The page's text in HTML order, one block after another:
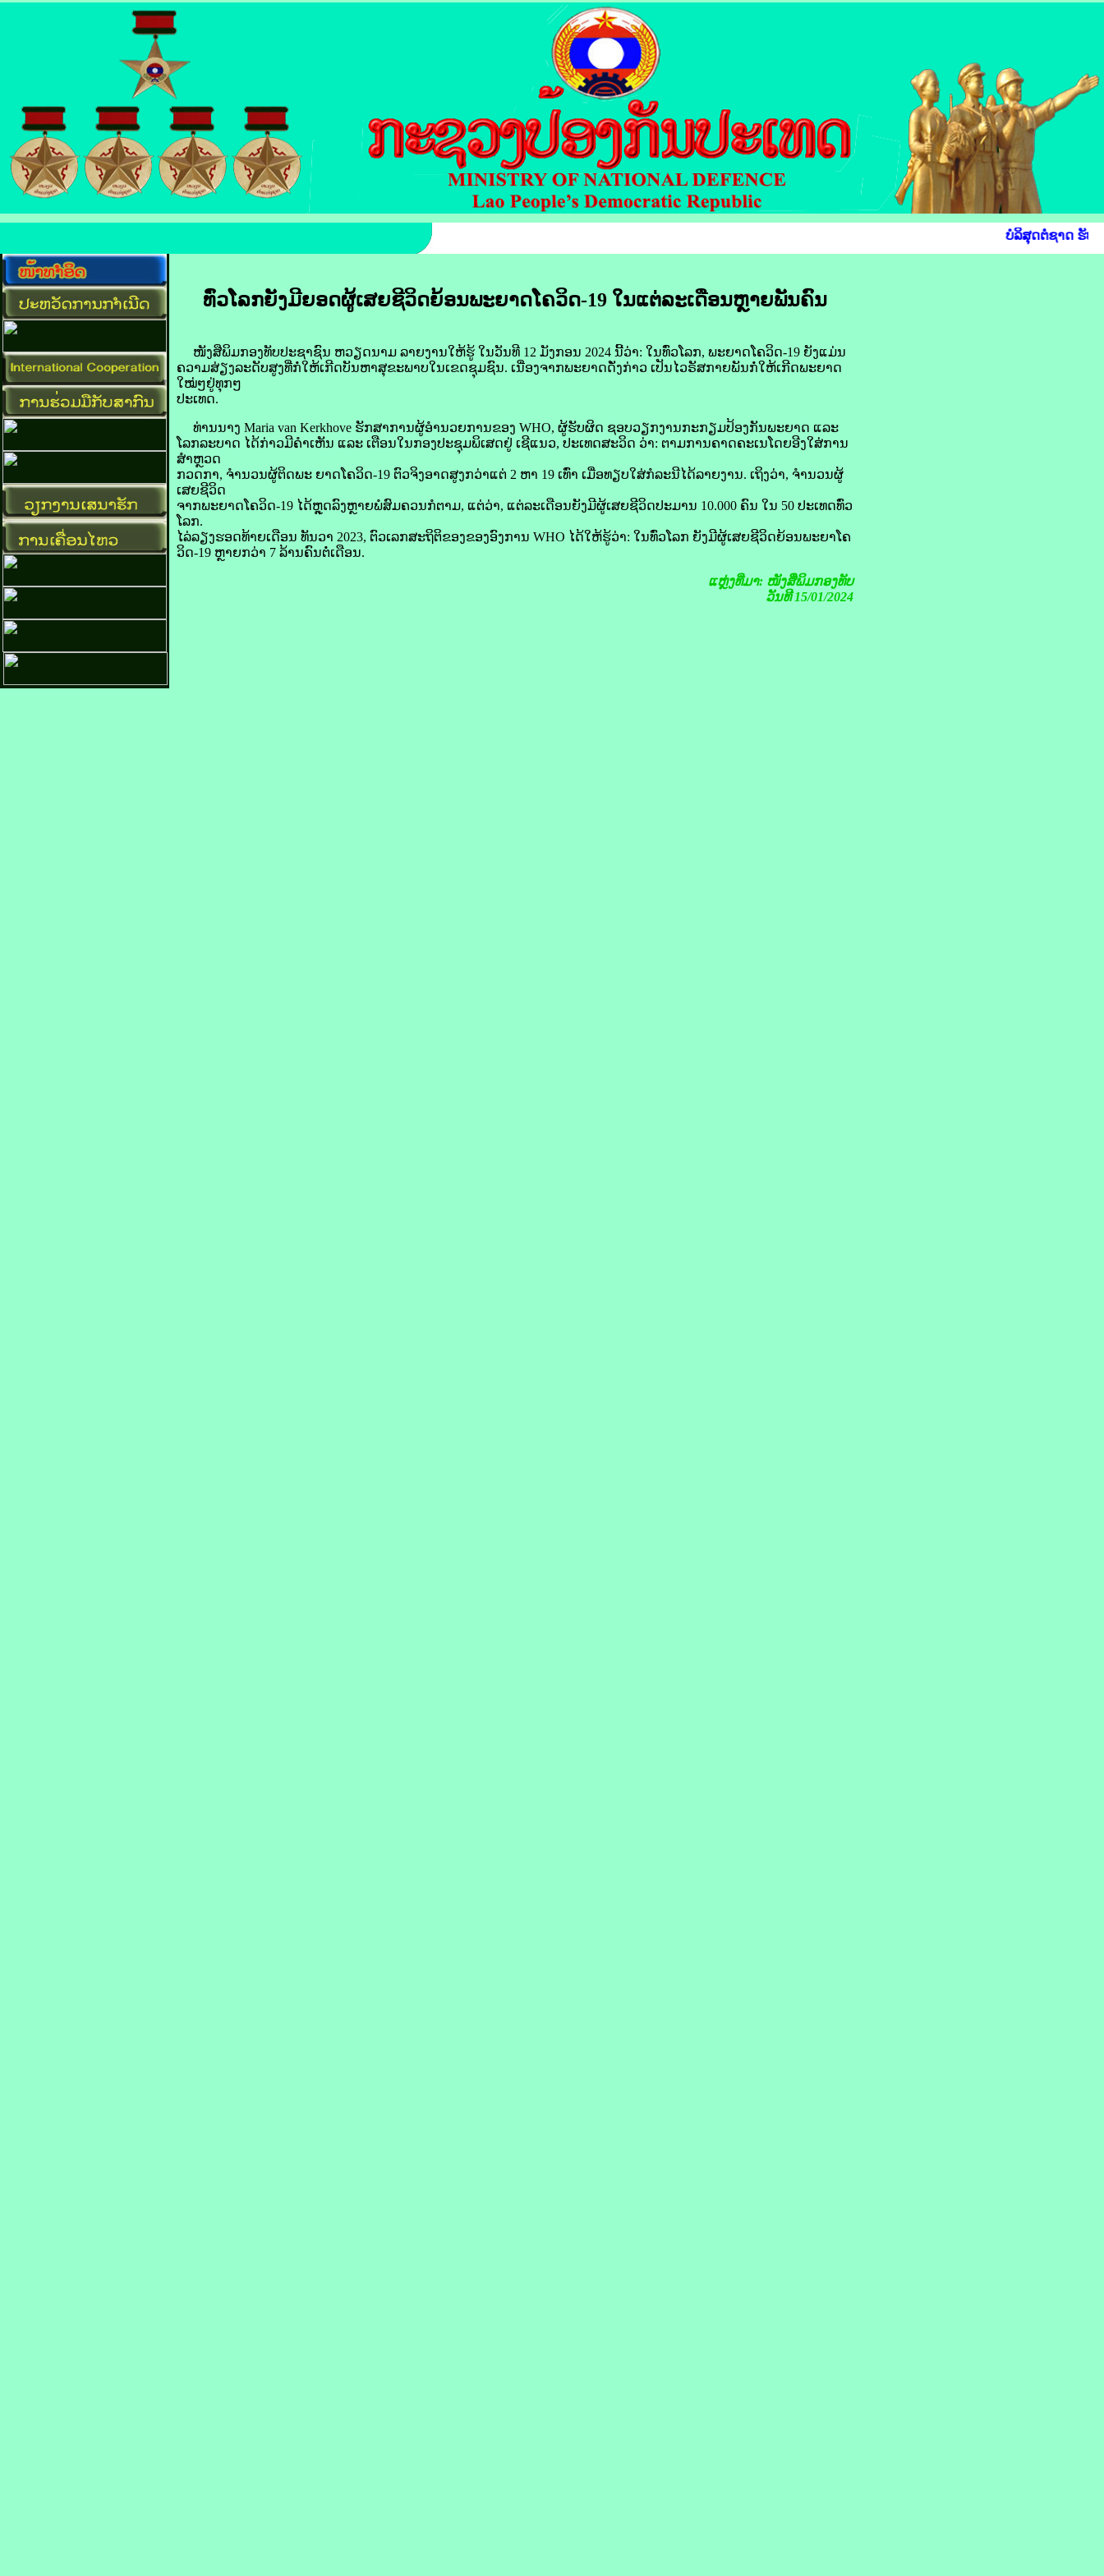
ບໍລິສຸດຕໍ່ຊາດ ຮັບໃ
ທົ່ວ​ໂລກ​ຍັງ​ມີ​ຍອດ​ຜູ້​ເສຍ​ຊີວິດ​ຍ້ອນ​ພະຍາດ​ໂຄ​ວິດ-19 ໃນ​ແຕ່​ລະ​ເດືອນ​ຫຼາຍ​ພັນ​ຄົນ
ໜັງສືພິມ​ກອງທັບ​ປະຊາຊົນ​ ຫວຽດນາມ ​ລາຍ​ງານ​ໃຫ້​ຮູ້​ ໃນ​ວັນ​ທີ 12 ມັງກອນ 2024 ນີ້​ວ່າ: ໃນ​ທົ່ວ​ໂລກ, ພະຍາດ​ໂຄ​ວິດ-19 ຍັງ​ແມ່ນ
​ຄວາມ​ສ່ຽງ​ລະດັບ​ສູງ​ທີ່​ກໍ່ໃຫ້ເກີດ​ບັນຫາ​ສຸຂະພາບ​ໃນ​ເຂດ​ຊຸມ​ຊົນ. ເນື່ອງ​ຈາກ​ພະຍາດ​ດັ່ງກ່າວ ເປັນ​ໄວ​​ຣັສ​ກາຍພັນ​ກໍ່ໃຫ້ເກີດ​ພະຍາດ​
ໃໝ່ໆ​ຢູ່​ທຸກໆ
ປະເທດ.
ທ່ານ​ນາງ Maria van Kerkhove ຮັກສາ​ການ​ຜູ້ອຳນວຍການ​ຂອງ WHO, ຜູ້​ຮັບຜິດ ຊອບ​ວຽກ​ງານ​ກະກຽມ​ປ້ອງ​ກັນ​ພະຍາດ ແລະ
ໂລກລະບາດ ໄດ້​ກ່າວ​ມີ​ຄຳ​ເຫັນ ແລະ ເຕືອນ​ໃນ​ກອງ​ປະຊຸມ​ພິເສດ​ຢູ່ ເຊີ​ແນວ, ປະເທດ​ສະ​ວິດ ວ່າ: ຕາມ​ການ​ຄາດ​ຄະເນ​ໂດຍ​ອີງໃສ່​ການ​
ສຳ​ຫຼວດ​
ກວດກາ, ຈຳນວນ​ຜູ້​ຕິດພະ ຍາດ​ໂຄ​ວິດ-19 ຕົວ​ຈິງ​ອາດ​ສູງ​ກວ່າ​ແຕ່ 2 ຫາ 19 ເທົ່າ ເມື່ອທຽບໃສ່​ກໍລະນີ​ໄດ້​ລາຍ​ງານ. ເຖິງ​ວ່າ, ຈຳນວນ​ຜູ້​
ເສຍ​ຊີວິດ
​ຈາກ​ພະຍາດ​ໂຄ​ວິດ-19 ໄດ້​ຫຼຸດ​ລົງ​ຫຼາຍ​ພໍ​ສົມຄວນ​ກໍ​ຕາມ, ແຕ່​ວ່າ, ແຕ່​ລະເດືອນ​ຍັງ​ມີ​ຜູ້​ເສຍ​ຊີວິດ​ປະມານ 10.000 ຄົນ ໃນ 50 ປະເທດ​ທົ່ວ​
ໂລກ.
ໄລ່​ລຽງ​ຮອດ​ທ້າຍ​ເດືອນ ທັນວາ 2023, ຕົວ​ເລກ​ສະຖິຕິ​ຂອງ​ຂອງ​ອົງການ WHO ໄດ້​ໃຫ້​ຮູ້​ວ່າ: ໃນ​ທົ່ວ​ໂລກ ຍັງ​ມີ​ຜູ້​ເສຍ​ຊີວິດ​ຍ້ອນ​ພະຍາ​ໂຄ​
ວິດ-19 ຫຼາຍ​ກວ່າ 7 ລ້ານ​ຄົນ​ຕໍ່​ເດືອນ.
ແຫຼ່ງທີ່ມາ: ໜັງສືພິມກອງທັບ
ວັນທີ 15/01/2024